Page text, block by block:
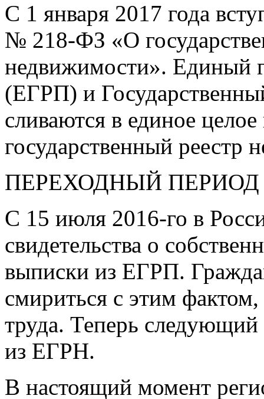
С 1 января 2017 года
№ 218-ФЗ «О
недвижимости». Единый
(ЕГРП) и
сливаются в единое
государственный
ПЕРЕХОДНЫЙ ПЕРИОД
С 15 июля 2016-го в
свидетельства о
выписки из ЕГРП.
смириться с этим
труда. Теперь
из ЕГРН.
В настоящий момент